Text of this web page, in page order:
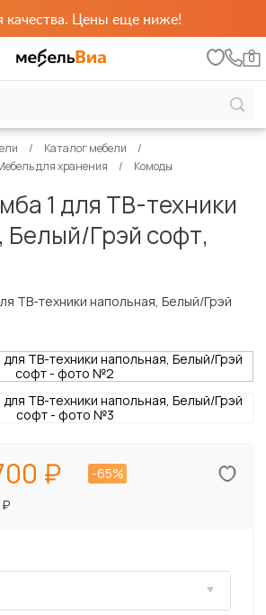
качества. Цены еще ниже!
0
Каталог мебели
для хранения Комоды
1 для ТВ-техники
Белый/Грэй софт,
-65%